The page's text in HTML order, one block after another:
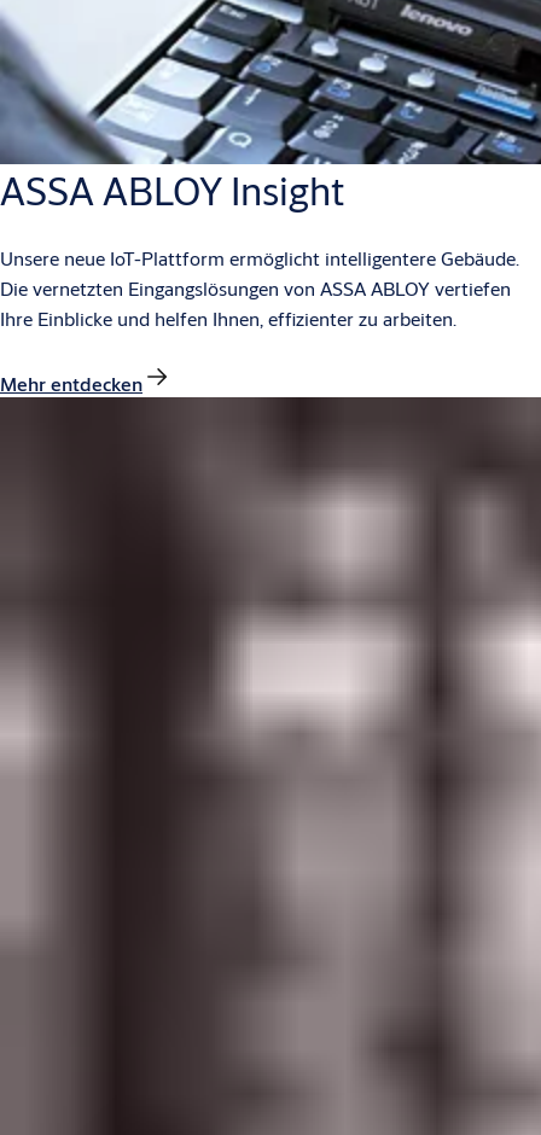
ASSA ABLOY Insight
Unsere neue IoT-Plattform ermöglicht intelligentere Gebäude.
Die vernetzten Eingangslösungen von ASSA ABLOY vertiefen
Ihre Einblicke und helfen Ihnen, effizienter zu arbeiten.
Mehr entdecken